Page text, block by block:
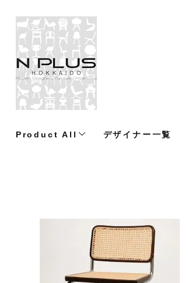
Product All デザイナー一覧